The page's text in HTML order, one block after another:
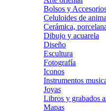
Bolsos y
Celuloides de
Cerámica,
Dibujo y acuarela
Diseño
Escultura
Fotografía
Iconos
Instrumentos
Joyas
Libros y grabados
Mapas